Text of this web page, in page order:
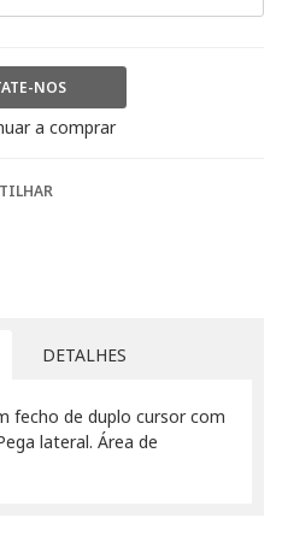
NOS
a comprar
DETALHES
fecho de duplo cursor com
lateral. Área de